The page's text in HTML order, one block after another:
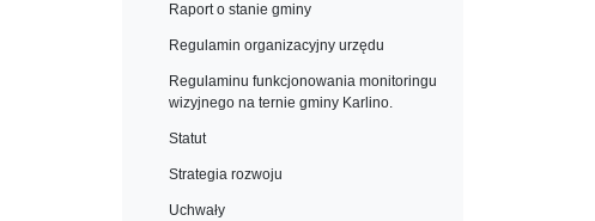
Raport o stanie gminy
Regulamin organizacyjny urzędu
Regulaminu funkcjonowania monitoringu
wizyjnego na ternie gminy Karlino.
Statut
Strategia rozwoju
Uchwały